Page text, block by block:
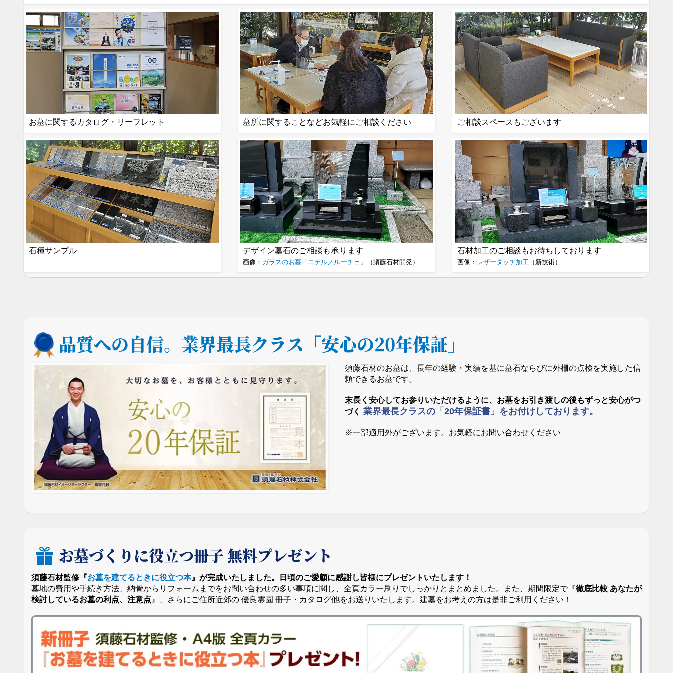
お墓に関するカタログ・リーフレット 墓所に関することなどお気軽にご相談ください ご相談スペースもございます
石種サンプル デザイン墓石のご相談も承ります
画像： ガラスのお墓「エテルノルーチェ」 （須藤石材開発）
石材加工のご相談もお待ちしております
画像： レザータッチ加工（新技術）
品質への自信。 業界最長クラス 「安心の20年保証」
須藤石材のお墓は、長年の経験・実績を基に墓石ならびに外柵の点検を実施した信
頼できるお墓です。
末長く安心してお参りいただけるように、お墓をお引き渡しの後もずっと安心がつ
づく 業界最長クラスの「20年保証書」をお付けしております。
※一部適用外がございます。お気軽にお問い合わせください
お墓づくりに役立つ冊子 無料プレゼント
須藤石材監修『お墓を建てるときに役立つ本』が完成いたしました。日頃のご愛顧に感謝し皆様にプレゼントいたします！
墓地の費用や手続き方法、納骨からリフォームまでをお問い合わせの多い事項に関し、全頁カラー刷りでしっかりとまとめました。また、期間限定で『徹底比較 あなたが
検討しているお墓の利点、注意点 』、さらにご住所近郊の 優良霊園 冊子・カタログ他をお送りいたします。建墓をお考えの方は是非ご利用ください！